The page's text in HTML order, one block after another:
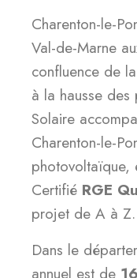
Charenton-le-
Val-de-Marne
confluence de
à la hausse des
Solaire
Charenton-le-
photovoltaïque,
Certifié RGE
projet de A à Z.
Dans le
annuel est de